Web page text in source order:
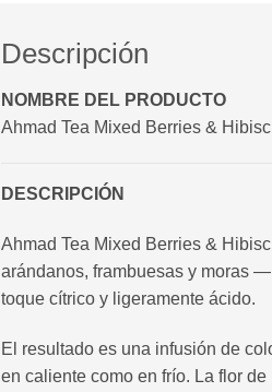
Descripción
NOMBRE DEL PRODUCTO
Ahmad Tea Mixed Berries &
DESCRIPCIÓN
Ahmad Tea Mixed Berries &
arándanos, frambuesas y moras
toque cítrico y ligeramente ácido.
El resultado es una infusión de
en caliente como en frío. La flor